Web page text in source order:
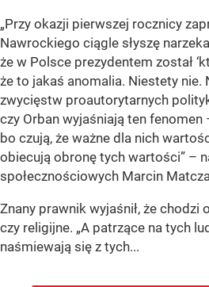
„Przy okazji pierwszej rocznicy
Nawrockiego ciągle słyszę
że w Polsce prezydentem został
że to jakaś anomalia. Niestety nie.
zwycięstw proautorytarnych
czy Orban wyjaśniają ten fenomen
bo czują, że ważne dla nich
obiecują obronę tych wartości” –
społecznościowych Marcin
Znany prawnik wyjaśnił, że
czy religijne. „A patrzące na tych
naśmiewają się z tych...